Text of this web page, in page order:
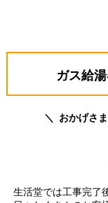
ガス給
おかげさ
生活堂では工事完了